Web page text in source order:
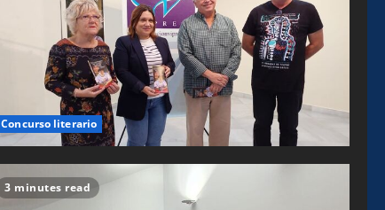
Concurso literario
3 minutes read